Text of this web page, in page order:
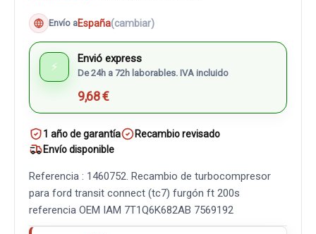
Envío aEspaña(cambiar)
⚡
Envió express
De 24h a 72h laborables. IVA incluido
9,68 €
1 año de garantía
Recambio revisado
Envío disponible
Referencia : 1460752. Recambio de turbocompresor
para ford transit connect (tc7) furgón ft 200s
referencia OEM IAM 7T1Q6K682AB 7569192